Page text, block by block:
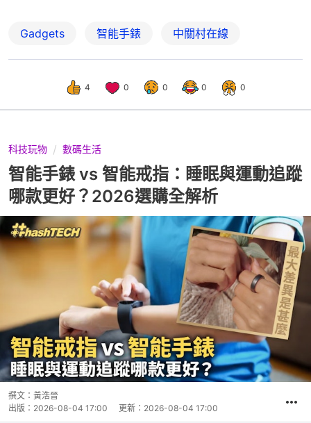
Gadgets 智能手錶 中關村在線
4 0 0 0 0
科技玩物 數碼生活
智能手錶 vs 智能戒指：睡眠與運動追蹤
哪款更好？2026選購全解析
撰文： 黃浩晉
出版： 2026-08-04 17:00 更新： 2026-08-04 17:00